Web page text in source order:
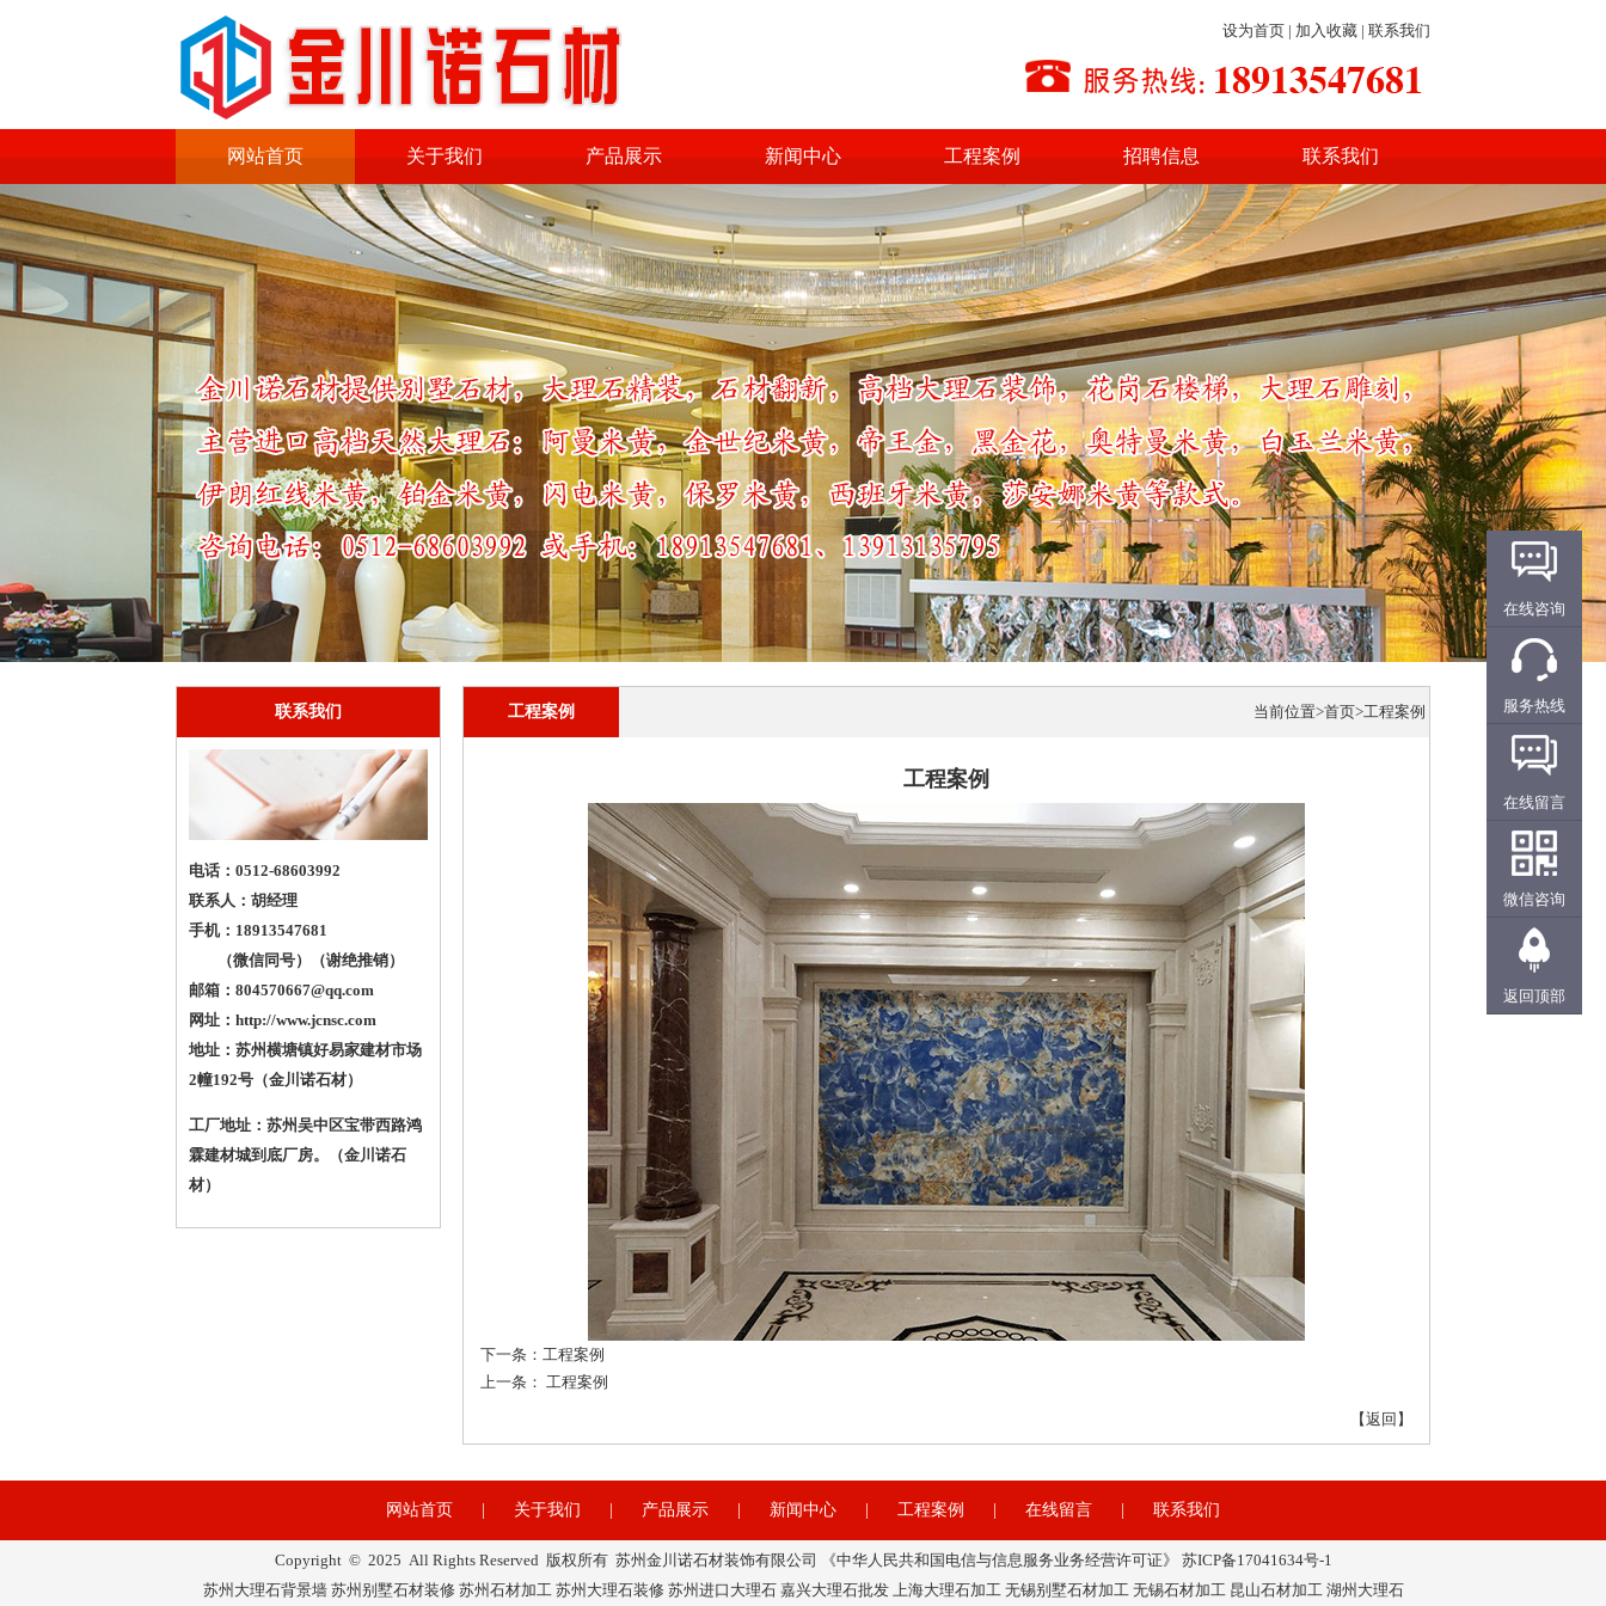
设为首页 | 加入收藏 | 联系我们
网站首页 关于我们 产品展示 新闻中心 工程案例 招聘信息 联系我们
联系我们
电话：0512-68603992
联系人：胡经理
手机：18913547681
（微信同号）（谢绝推销）
邮箱： 804570667@qq.com
网址： http://www.jcnsc.com
地址：苏州横塘镇好易家建材市场
2幢192号（金川诺石材）
工厂地址：苏州吴中区宝带西路鸿
霖建材城到底厂房。
（金川诺石
材）
工程案例 当前位置>首页>工程案例
工程案例
下一条： 工程案例
上一条： 工程案例
【返回 】
网站首页 关于我们 产品展示 新闻中心 工程案例 在线留言 联系我们
Copyright © 2025 All Rights Reserved 版权所有 苏州金川诺石材装饰有限公司 《中华人民共和国电信与信息服务业务经营许可证》 苏ICP备17041634号-1
苏州大理石背景墙 苏州别墅石材装修 苏州石材加工 苏州大理石装修 苏州进口大理石 嘉兴大理石批发 上海大理石加工 无锡别墅石材加工 无锡石材加工 昆山石材加工 湖州大理石
在线咨询
服务热线
在线留言
微信咨询
返回顶部